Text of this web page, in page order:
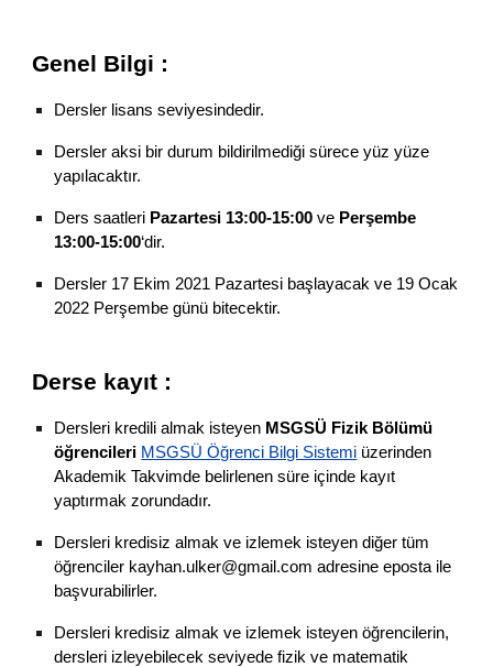
Genel Bilgi :
Dersler lisans seviyesindedir.
Dersler aksi bir durum bildirilmediği sürece yüz yüze
yapılacaktır.
Ders saatleri Pazartesi 13:00-15:00 ve Perşembe
13:00-15:00‘dir.
Dersler 17 Ekim 2021 Pazartesi başlayacak ve 19 Ocak
2022 Perşembe günü bitecektir.
Derse kayıt :
Dersleri kredili almak isteyen MSGSÜ Fizik Bölümü
öğrencileri MSGSÜ Öğrenci Bilgi Sistemi üzerinden
Akademik Takvimde belirlenen süre içinde kayıt
yaptırmak zorundadır.
Dersleri kredisiz almak ve izlemek isteyen diğer tüm
öğrenciler kayhan.ulker@gmail.com adresine eposta ile
başvurabilirler.
Dersleri kredisiz almak ve izlemek isteyen öğrencilerin,
dersleri izleyebilecek seviyede fizik ve matematik